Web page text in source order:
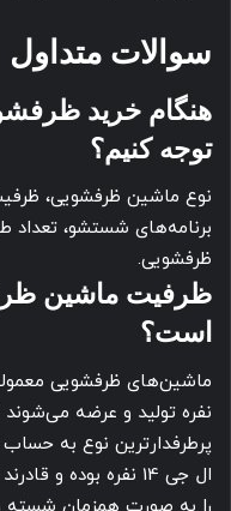
سوالات متداول
هنگام خرید
توجه کنیم؟
نوع ماشین ظرفشویی،
برنامه‌های شستشو، تعداد
ظرفشویی.
ظرفیت ماشین
است؟
پرطرفدارترین نوع به